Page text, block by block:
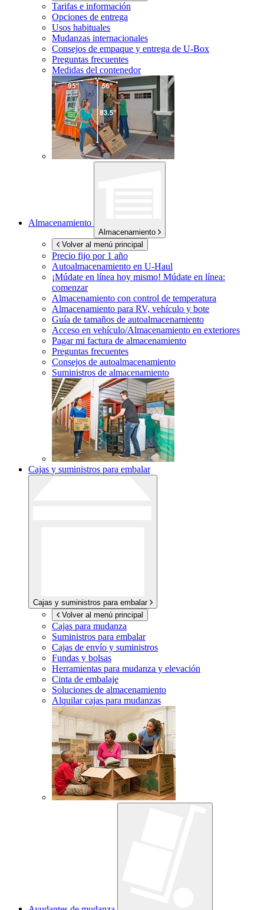
Tarifas e información
Opciones de entrega
Usos habituales
Mudanzas internacionales
Consejos de empaque y entrega de U-Box
Preguntas frecuentes
Medidas del contenedor
Almacenamiento
Almacenamiento
Volver al menú principal
Precio fijo por 1 año
Autoalmacenamiento en U-Haul
¡Múdate en línea hoy mismo! Múdate en línea:
comenzar
Almacenamiento con control de temperatura
Almacenamiento para RV, vehículo y bote
Guía de tamaños de autoalmacenamiento
Acceso en vehículo/Almacenamiento en exteriores
Pagar mi factura de almacenamiento
Preguntas frecuentes
Consejos de autoalmacenamiento
Suministros de almacenamiento
Cajas y suministros para embalar
Cajas y suministros para embalar
Volver al menú principal
Cajas para mudanza
Suministros para embalar
Cajas de envío y suministros
Fundas y bolsas
Herramientas para mudanza y elevación
Cinta de embalaje
Soluciones de almacenamiento
Alquilar cajas para mudanzas